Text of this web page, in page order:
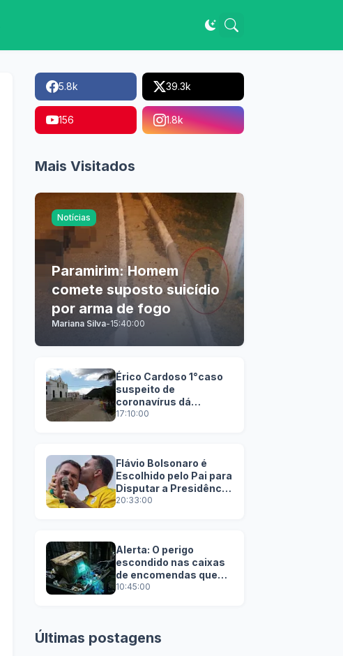
5.8k 39.3k
156 1.8k
Mais Visitados
Notícias
Paramirim: Homem
comete suposto suicídio
por arma de fogo
Mariana Silva-15:40:00
Érico Cardoso 1°caso
suspeito de
coronavírus dá
negativo
17:10:00
Flávio Bolsonaro é
Escolhido pelo Pai para
Disputar a Presidência
em 2026
20:33:00
Alerta: O perigo
escondido nas caixas
de encomendas que
você joga no lixo
10:45:00
Últimas postagens